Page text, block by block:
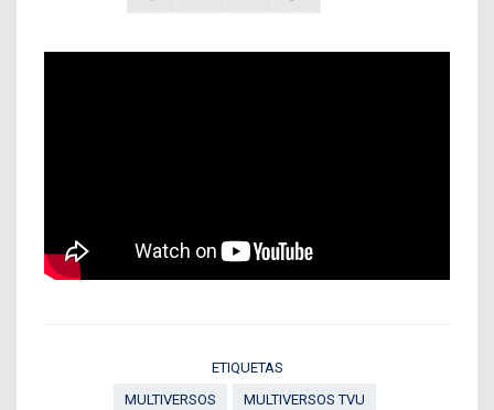
ETIQUETAS
MULTIVERSOS
MULTIVERSOS TVU